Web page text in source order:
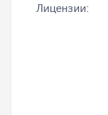
Лицензии: